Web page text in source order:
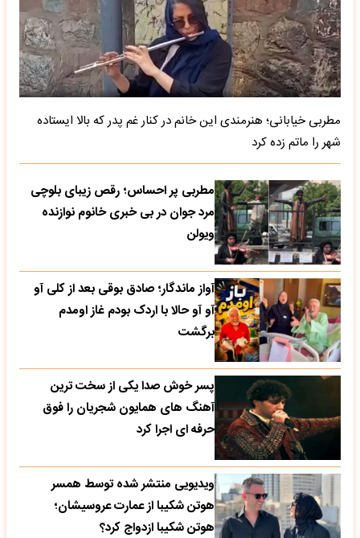
مطربی خیابانی؛ هنرمندی این خانم در کنار غم پدر که بالا ایستاده
شهر را ماتم زده کرد
مطربی پر احساس؛ رقص زیبای بلوچی
مرد جوان در بی خبری خانوم نوازنده
ویولن
آواز ماندگار؛ صادق بوقی بعد از کلی آو
آو آو حالا با اردک بودم غاز اومدم
برگشت
پسر خوش صدا یکی از سخت ترین
آهنگ های همایون شجریان را فوق
حرفه ای اجرا کرد
ویدیویی منتشر شده توسط همسر
هوتن شکیبا از عمارت عروسیشان؛
هوتن شکیبا ازدواج کرد؟